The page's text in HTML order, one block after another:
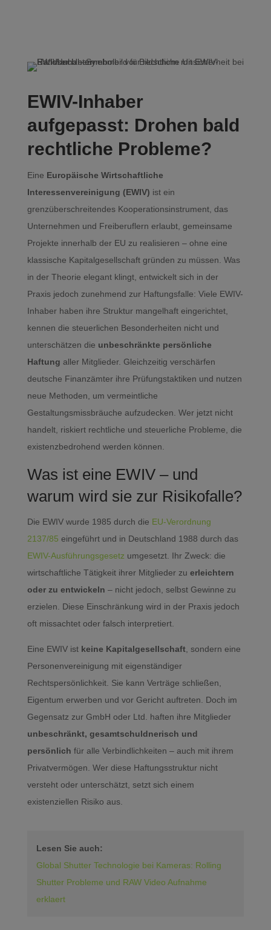
EWIV-Inhaber
aufgepasst: Drohen bald
rechtliche Probleme?
Eine Europäische Wirtschaftliche
Interessenvereinigung (EWIV) ist ein
grenzüberschreitendes Kooperationsinstrument, das
Unternehmen und Freiberuflern erlaubt, gemeinsame
Projekte innerhalb der EU zu realisieren – ohne eine
klassische Kapitalgesellschaft gründen zu müssen. Was
in der Theorie elegant klingt, entwickelt sich in der
Praxis jedoch zunehmend zur Haftungsfalle: Viele EWIV-
Inhaber haben ihre Struktur mangelhaft eingerichtet,
kennen die steuerlichen Besonderheiten nicht und
unterschätzen die unbeschränkte persönliche
Haftung aller Mitglieder. Gleichzeitig verschärfen
deutsche Finanzämter ihre Prüfungstaktiken und nutzen
neue Methoden, um vermeintliche
Gestaltungsmissbräuche aufzudecken. Wer jetzt nicht
handelt, riskiert rechtliche und steuerliche Probleme, die
existenzbedrohend werden können.
Was ist eine EWIV – und
warum wird sie zur Risikofalle?
Die EWIV wurde 1985 durch die EU-Verordnung
2137/85 eingeführt und in Deutschland 1988 durch das
EWIV-Ausführungsgesetz umgesetzt. Ihr Zweck: die
wirtschaftliche Tätigkeit ihrer Mitglieder zu erleichtern
oder zu entwickeln – nicht jedoch, selbst Gewinne zu
erzielen. Diese Einschränkung wird in der Praxis jedoch
oft missachtet oder falsch interpretiert.
Eine EWIV ist keine Kapitalgesellschaft, sondern eine
Personenvereinigung mit eigenständiger
Rechtspersönlichkeit. Sie kann Verträge schließen,
Eigentum erwerben und vor Gericht auftreten. Doch im
Gegensatz zur GmbH oder Ltd. haften ihre Mitglieder
unbeschränkt, gesamtschuldnerisch und
persönlich für alle Verbindlichkeiten – auch mit ihrem
Privatvermögen. Wer diese Haftungsstruktur nicht
versteht oder unterschätzt, setzt sich einem
existenziellen Risiko aus.
Lesen Sie auch:
Global Shutter Technologie bei Kameras: Rolling
Shutter Probleme und RAW Video Aufnahme
erklaert